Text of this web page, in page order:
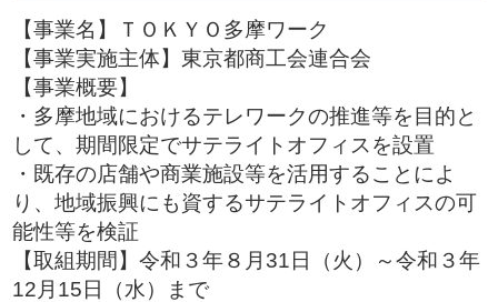
【事業名】ＴＯＫＹＯ多摩ワーク
【事業実施主体】東京都商工会連合会
【事業概要】
・多摩地域におけるテレワークの推進等を目的と
して、期間限定でサテライトオフィスを設置
・既存の店舗や商業施設等を活用することによ
り、地域振興にも資するサテライトオフィスの可
能性等を検証
【取組期間】令和３年８月31日（火）～令和３年
12月15日（水）まで